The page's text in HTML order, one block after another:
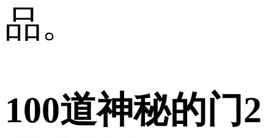
品。
100道神秘的门2